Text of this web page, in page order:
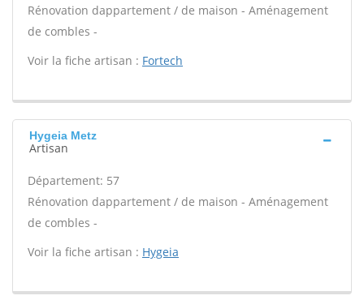
Rénovation dappartement / de maison - Aménagement
de combles -
Voir la fiche artisan : Fortech
Hygeia Metz
Artisan
Département: 57
Rénovation dappartement / de maison - Aménagement
de combles -
Voir la fiche artisan : Hygeia